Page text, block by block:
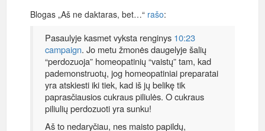
Blogas „Aš ne daktaras, bet…“ rašo:
Pasaulyje kasmet vyksta renginys 10:23
campaign. Jo metu žmonės daugelyje šalių
“perdozuoja” homeopatinių “vaistų” tam, kad
pademonstruotų, jog homeopatiniai preparatai
yra atskiesti iki tiek, kad iš jų belikę tik
paprasčiausios cukraus piliulės. O cukraus
piliulių perdozuoti yra sunku!
Aš to nedaryčiau, nes maisto papildų,